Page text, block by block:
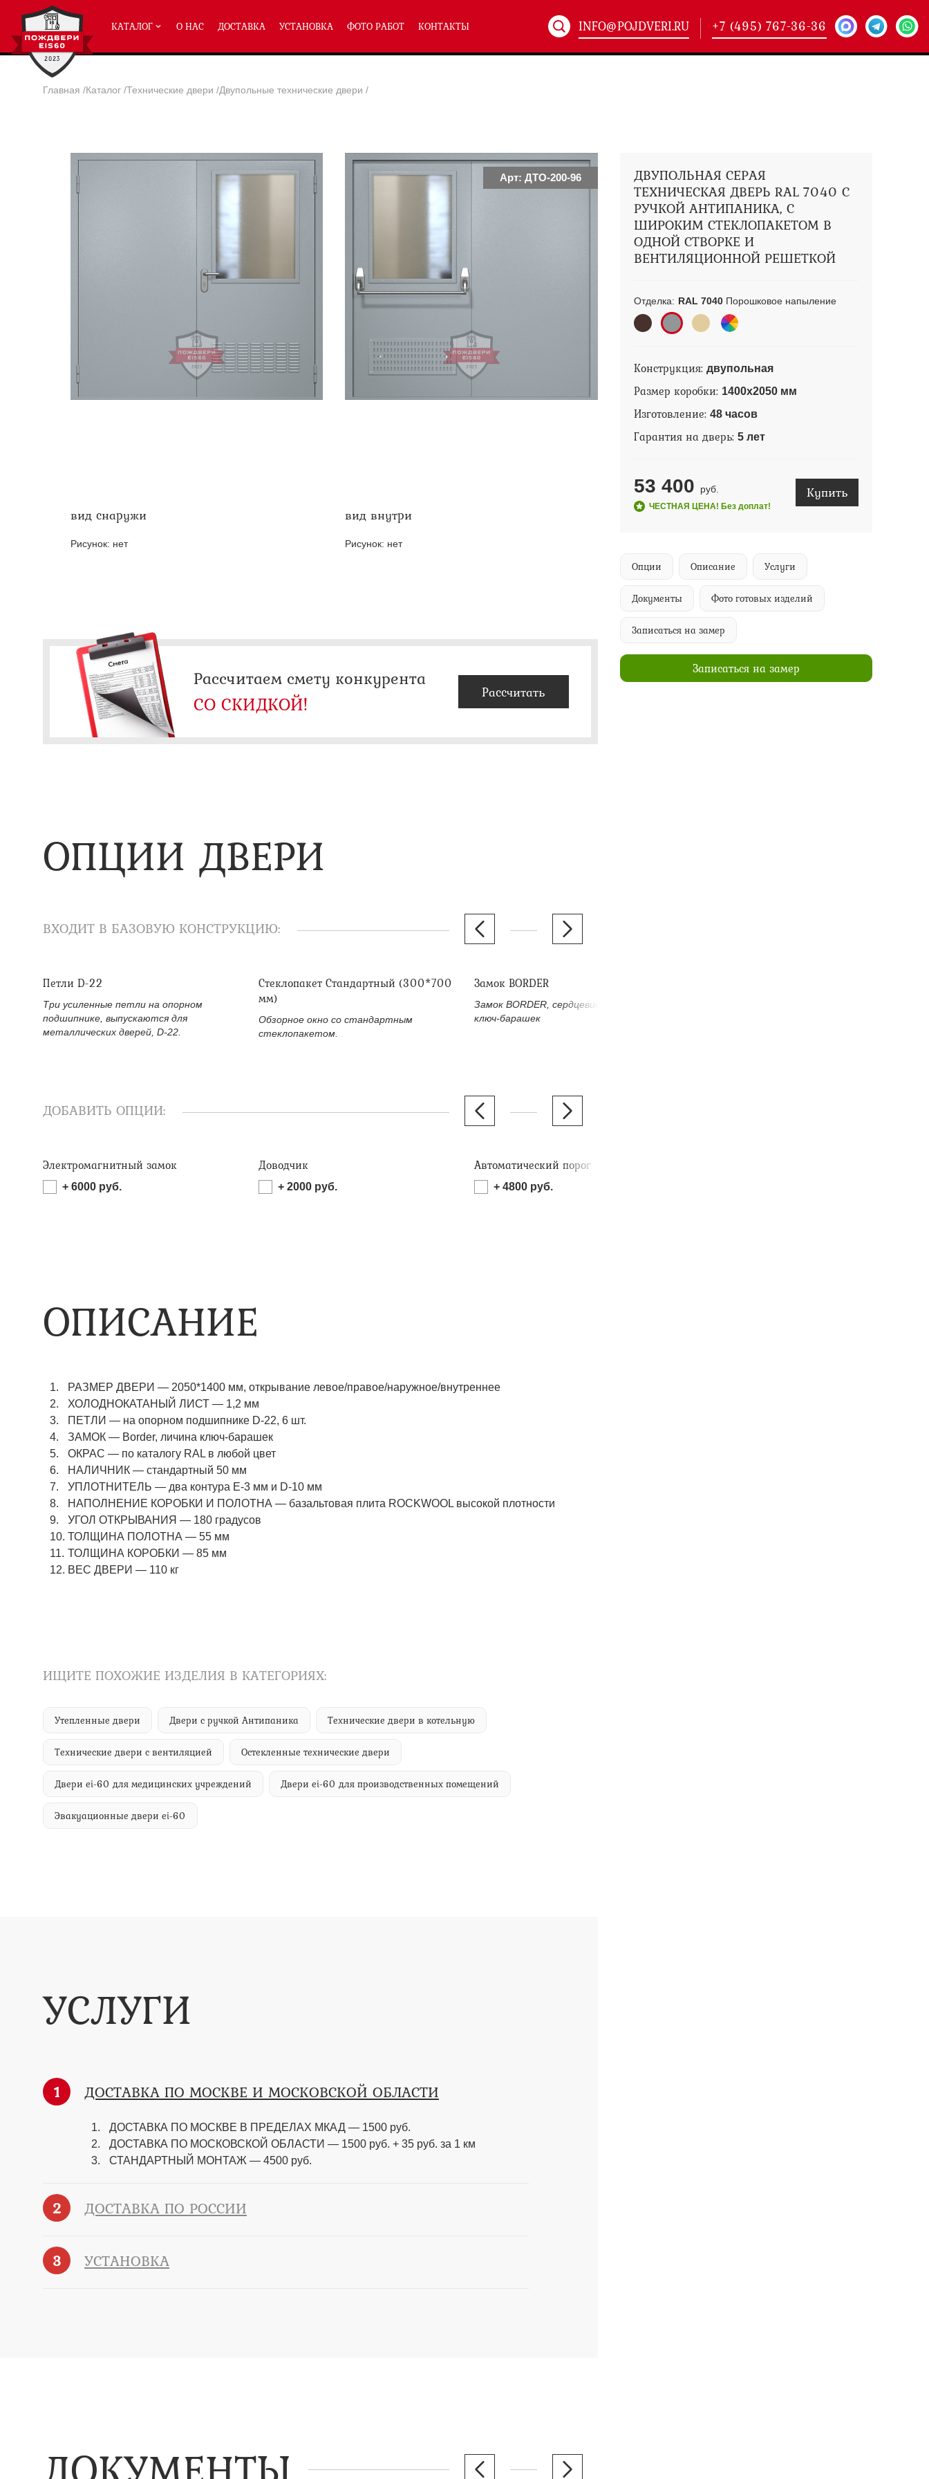
КАТАЛОГ
Полуторные двери ei-60(204)
Двупольные двери ei-60
Глухие двери ei-60
Остекленные двери ei-60
Светопозрачные двери с максимальным остеклением eiw-60
Двери с отделкой МДФ ei-60
Двери антипаника ei-60
Дымогазонепрницаемые двери eis-60
Двери ei-60 с отбойником
Двери ei-60 для медицинских учреждений
Противопожарные двери со стыковочным узлом
Полуторные технические двери
Двупольные технические двери(178)
О НАС ДОСТАВКА УСТАНОВКА ФОТО РАБОТ КОНТАКТЫ INFO@POJDVERI.RU +7 (495) 767-36-36
Главная /Каталог /Технические двери /Двупольные технические двери /
Арт: ДТО-200-96
вид снаружи
Рисунок: нет
вид внутри
Рисунок: нет
ДВУПОЛЬНАЯ СЕРАЯ
ТЕХНИЧЕСКАЯ ДВЕРЬ RAL 7040 С
РУЧКОЙ АНТИПАНИКА, С
ШИРОКИМ СТЕКЛОПАКЕТОМ В
ОДНОЙ СТВОРКЕ И
ВЕНТИЛЯЦИОННОЙ РЕШЕТКОЙ
Отделка: RAL 7040Порошковое напыление
Конструкция: двупольная
Размер коробки: 1400х2050 мм
Изготовление: 48 часов
Гарантия на дверь: 5 лет
53 400 руб.
ЧЕСТНАЯ ЦЕНА! Без доплат!
Купить
Опции Описание Услуги
Документы Фото готовых изделий
Записаться на замер
Записаться на замер
Рассчитаем смету конкурента
СО СКИДКОЙ! Рассчитать
ОПЦИИ ДВЕРИ
ВХОДИТ В БАЗОВУЮ КОНСТРУКЦИЮ:
Петли D-22
Три усиленные петли на опорном
подшипнике, выпускаются для
металлических дверей, D-22.
Стеклопакет Стандартный (300*700
мм)
Обзорное окно со стандартным
стеклопакетом.
Замок BORDER
Замок BORDER, сердцевина (личина)
ключ-барашек
ДОБАВИТЬ ОПЦИИ:
Электромагнитный замок
+ 6000 руб.
Доводчик
+ 2000 руб.
Автоматический порог
+ 4800 руб.
ОПИСАНИЕ
РАЗМЕР ДВЕРИ — 2050*1400 мм, открывание левое/правое/наружное/внутреннее
ХОЛОДНОКАТАНЫЙ ЛИСТ — 1,2 мм
ПЕТЛИ — на опорном подшипнике D-22, 6 шт.
ЗАМОК — Border, личина ключ-барашек
ОКРАС — по каталогу RAL в любой цвет​​​​​​​
НАЛИЧНИК — стандартный 50 мм
УПЛОТНИТЕЛЬ — два контура Е-3 мм и D-10 мм
НАПОЛНЕНИЕ КОРОБКИ И ПОЛОТНА — базальтовая плита ROCKWOOL высокой плотности
УГОЛ ОТКРЫВАНИЯ — 180 градусов
ТОЛЩИНА ПОЛОТНА — 55 мм
ТОЛЩИНА КОРОБКИ — 85 мм
ВЕС ДВЕРИ — 110 кг
ИЩИТЕ ПОХОЖИЕ ИЗДЕЛИЯ В КАТЕГОРИЯХ:
Утепленные двери Двери с ручкой Антипаника Технические двери в котельную
Технические двери с вентиляцией Остекленные технические двери
Двери ei-60 для медицинских учреждений Двери ei-60 для производственных помещений
Эвакуационные двери ei-60
УСЛУГИ
1 ДОСТАВКА ПО МОСКВЕ И МОСКОВСКОЙ ОБЛАСТИ
ДОСТАВКА ПО МОСКВЕ В ПРЕДЕЛАХ МКАД — 1500 руб.
ДОСТАВКА ПО МОСКОВСКОЙ ОБЛАСТИ — 1500 руб. + 35 руб. за 1 км
СТАНДАРТНЫЙ МОНТАЖ — 4500 руб.
2 ДОСТАВКА ПО РОССИИ
3 УСТАНОВКА